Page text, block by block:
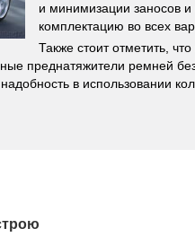
и минимизации заносов и
комплектацию во всех
Также стоит отметить,
преднатяжители ремней
в использовании